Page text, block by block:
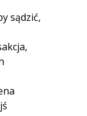
sądzić,